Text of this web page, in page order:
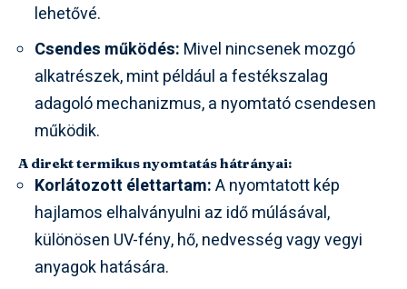
lehetővé.
Csendes működés: Mivel nincsenek mozgó
alkatrészek, mint például a festékszalag
adagoló mechanizmus, a nyomtató csendesen
működik.
A direkt termikus nyomtatás hátrányai:
Korlátozott élettartam:A nyomtatott kép
hajlamos elhalványulni az idő múlásával,
különösen UV-fény, hő, nedvesség vagy vegyi
anyagok hatására.